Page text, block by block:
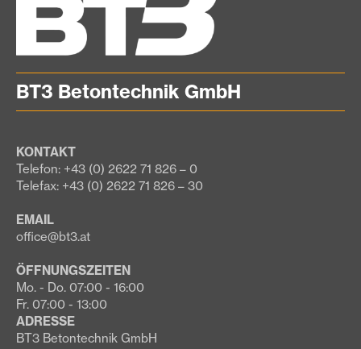
BT3 Betontechnik GmbH
KONTAKT
Telefon: +43 (0) 2622 71 826 – 0
Telefax: +43 (0) 2622 71 826 – 30
EMAIL
office@bt3.at
ÖFFNUNGSZEITEN
Mo. - Do. 07:00 - 16:00
Fr. 07:00 - 13:00
ADRESSE
BT3 Betontechnik GmbH